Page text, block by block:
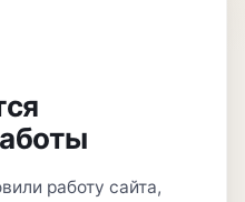
работу сайта,